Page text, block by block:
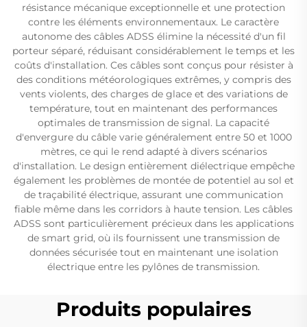
résistance mécanique exceptionnelle et une protection
contre les éléments environnementaux. Le caractère
autonome des câbles ADSS élimine la nécessité d'un fil
porteur séparé, réduisant considérablement le temps et les
coûts d'installation. Ces câbles sont conçus pour résister à
des conditions météorologiques extrêmes, y compris des
vents violents, des charges de glace et des variations de
température, tout en maintenant des performances
optimales de transmission de signal. La capacité
d'envergure du câble varie généralement entre 50 et 1000
mètres, ce qui le rend adapté à divers scénarios
d'installation. Le design entièrement diélectrique empêche
également les problèmes de montée de potentiel au sol et
de traçabilité électrique, assurant une communication
fiable même dans les corridors à haute tension. Les câbles
ADSS sont particulièrement précieux dans les applications
de smart grid, où ils fournissent une transmission de
données sécurisée tout en maintenant une isolation
électrique entre les pylônes de transmission.
Produits populaires